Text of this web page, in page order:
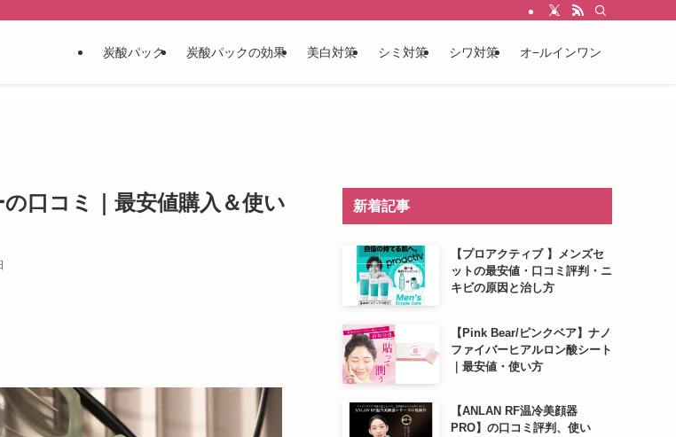
炭酸パック 炭酸パックの効果 美白対策 シミ対策 シワ対策 オ−ルインワン
口コミ｜最安値購入＆使い
新着記事
【プロアクティブ 】メンズセ
ットの最安値・口コミ評判・ニ
キビの原因と治し方
【Pink Bear/ピンクベア】ナノ
ファイバーヒアルロン酸シート
｜最安値・使い方
【ANLAN RF温冷美顔器
PRO】の口コミ評判、使い